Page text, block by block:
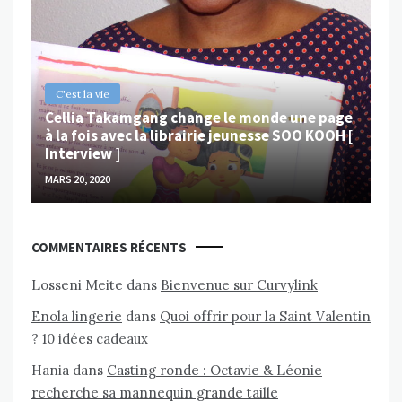
C'est la vie
Cellia Takamgang change le monde une page
à la fois avec la librairie jeunesse SOO KOOH [
Interview ]
MARS 20, 2020
COMMENTAIRES RÉCENTS
Losseni Meite dans Bienvenue sur Curvylink
Enola lingerie dans Quoi offrir pour la Saint Valentin
? 10 idées cadeaux
Hania dans Casting ronde : Octavie & Léonie
recherche sa mannequin grande taille